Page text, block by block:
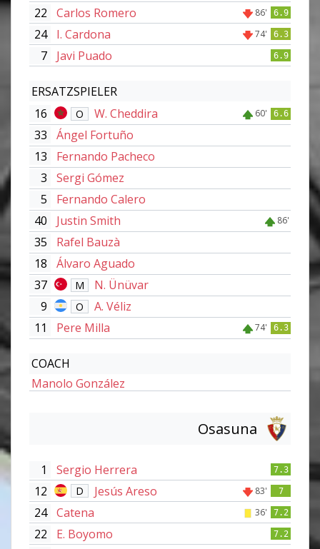
22 Carlos Romero 86' 6.9
24 I. Cardona 74' 6.3
7 Javi Puado 6.9
ERSATZSPIELER
16
O W. Cheddira 60' 6.6
33
Ángel Fortuño
13
Fernando Pacheco
3
Sergi Gómez
5
Fernando Calero
40
Justin Smith 86'
35
Rafel Bauzà
18
Álvaro Aguado
37
M
N. Ünüvar
9
O
A. Véliz
11
Pere Milla 74' 6.3
COACH
Manolo González
Osasuna
1 Sergio Herrera 7.3
12 D Jesús Areso 83' 7
24 Catena 36' 7.2
22 E. Boyomo 7.2